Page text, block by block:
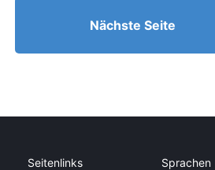
Nächste Seite
Seitenlinks Sprachen